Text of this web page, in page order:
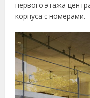
первого этажа
корпуса с номерами.